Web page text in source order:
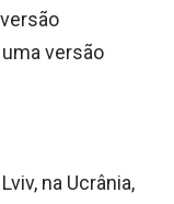
versão
na Ucrânia,